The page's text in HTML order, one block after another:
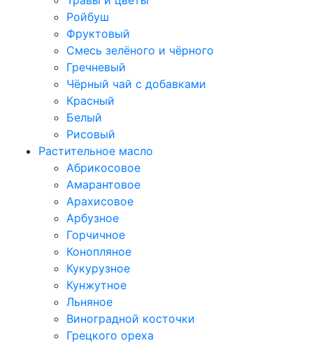
Ройбуш
Фруктовый
Смесь зелёного и чёрного
Гречневый
Чёрный чай с добавками
Красный
Белый
Рисовый
Растительное масло
Абрикосовое
Амарантовое
Арахисовое
Арбузное
Горчичное
Конопляное
Кукурузное
Кунжутное
Льняное
Виноградной косточки
Грецкого ореха